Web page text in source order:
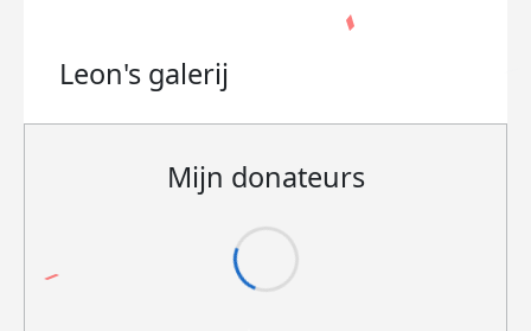
Leon's galerij
Mijn donateurs